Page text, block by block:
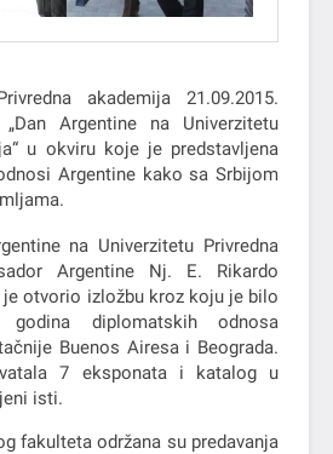
akademija 21.09.2015.
Argentine na Univerzitetu
u okviru koje je predstavljena
Argentine kako sa Srbijom
na Univerzitetu Privredna
Argentine Nj. E. Rikardo
je otvorio izložbu kroz koju je bilo
godina diplomatskih odnosa
Buenos Airesa i Beograda.
7 eksponata i katalog u
isti.
fakulteta održana su predavanja